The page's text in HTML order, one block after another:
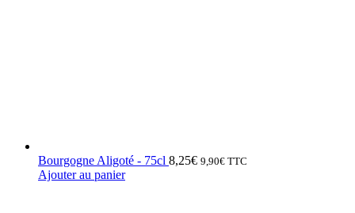
Bourgogne Aligoté - 75cl 8,25€ 9,90€ TTC
Ajouter au panier